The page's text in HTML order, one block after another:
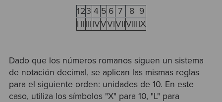
123 4 5 6 7 8 9
I II IIIIVVVIVIIVIIIIX
Dado que los números romanos siguen un sistema
de notación decimal, se aplican las mismas reglas
para el siguiente orden: unidades de 10. En este
caso, utiliza los símbolos "X" para 10, "L" para